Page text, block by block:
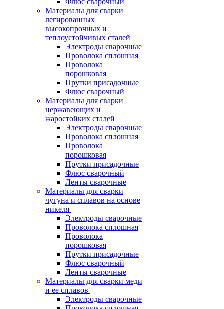
Материалы для сварки
легированных
высокопрочных и
теплоустойчивых сталей
Электроды сварочные
Проволока сплошная
Проволока
порошковая
Прутки присадочные
Флюс сварочный
Материалы для сварки
нержавеющих и
жаростойких сталей
Электроды сварочные
Проволока сплошная
Проволока
порошковая
Прутки присадочные
Флюс сварочный
Ленты сварочные
Материалы для сварки
чугуна и сплавов на основе
никеля
Электроды сварочные
Проволока сплошная
Проволока
порошковая
Прутки присадочные
Флюс сварочный
Ленты сварочные
Материалы для сварки меди
и ее сплавов
Электроды сварочные